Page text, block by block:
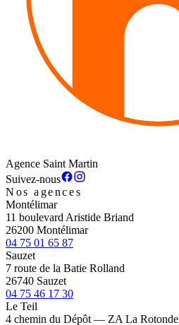
Agence Saint Martin
Suivez-nous
Nos agences
Montélimar
11 boulevard Aristide Briand
26200 Montélimar
04 75 01 65 87
Sauzet
7 route de la Batie Rolland
26740 Sauzet
04 75 46 17 30
Le Teil
4 chemin du Dépôt — ZA La Rotonde